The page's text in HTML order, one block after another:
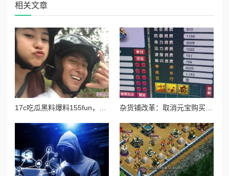
相关文章
杂货铺改革：取消元宝购买药水及最新测试调整内容详解